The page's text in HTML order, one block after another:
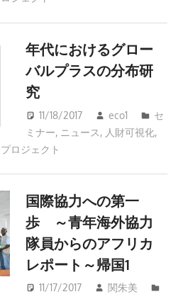
年代におけるグロー
バルプラスの分布研
究
11/18/2017 eco1
セ
ミナー, ニュース, 人財可視化,
ロジェクト
国際協力への第一
歩 ～青年海外協力
隊員からのアフリカ
レポート～帰国1
11/17/2017
関朱美